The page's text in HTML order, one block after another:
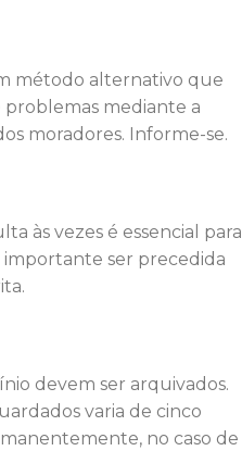
método alternativo que
mediante a
moradores. Informe-se.
às vezes é essencial para
importante ser precedida
devem ser arquivados.
varia de cinco
no caso de